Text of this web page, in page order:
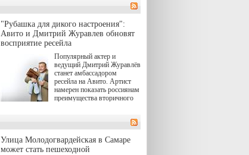
target="_blank">"Холод"
</a> (18+) останется только
на экране — весь август по
четвергам продолжат
выходить новые эпизоды
сериала, в котором
беспощадным возмездием в
духе графа Монте-Кристо
занимается наша
современница.
"Рубашка для дикого настроения":
Авито и Дмитрий Журавлев обновят
восприятие ресейла
Популярный актер и
ведущий Дмитрий Журавлёв
станет амбассадором
ресейла на Авито. Артист
намерен показать россиянам
преимущества вторичного
для современного и умного
человека.
Улица Молодогвардейская в Самаре
может стать пешеходной